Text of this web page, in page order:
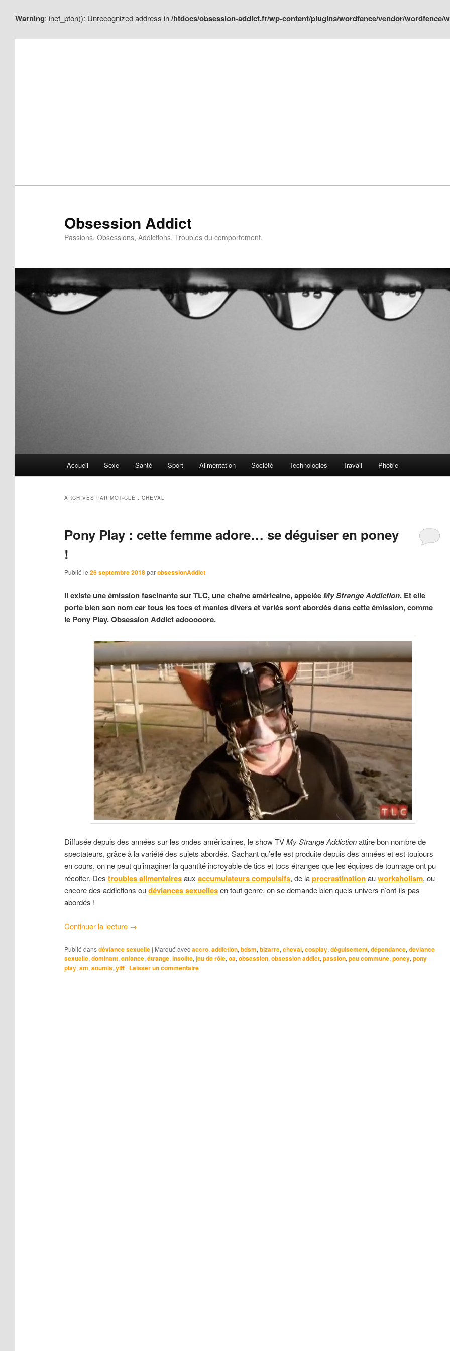
Warning: inet_pton(): Unrecognized address in/htdocs/obsession-addict.fr/wp-content/plugins/wordfence/vendor/wordfence/
au
au
Obsession Addict
Passions, Obsessions, Addictions, Troubles du comportement.
Accueil Sexe Santé Sport Alimentation Société Technologies Travail Phobie
ARCHIVES PAR MOT-CLÉ : CHEVAL
Pony Play : cette femme adore… se déguiser en poney
!
Publié le 26 septembre 2018 parobsessionAddict
Il existe une émission fascinante sur TLC, une chaîne américaine, appeléeMy Strange Addiction. Et elle
porte bien son nom car tous les tocs et manies divers et variés sont abordés dans cette émission, comme
le Pony Play. Obsession Addict adooooore.
Diffusée depuis des années sur les ondes américaines, le show TVMy Strange Addictionattire bon nombre de
spectateurs, grâce à la variété des sujets abordés. Sachant qu’elle est produite depuis des années et est toujours
en cours, on ne peut qu’imaginer la quantité incroyable de tics et tocs étranges que les équipes de tournage ont pu
récolter. Des troubles alimentairesaux accumulateurs compulsifs, de laprocrastinationauworkaholism, ou
encore des addictions oudéviances sexuellesen tout genre, on se demande bien quels univers n’ont-ils pas
abordés !
Continuer la lecture →
Publié dans déviance sexuelle | Marqué avec accro, addiction, bdsm, bizarre, cheval, cosplay, déguisement, dépendance, deviance
sexuelle, dominant, enfance, étrange, insolite, jeu de rôle, oa, obsession, obsession addict, passion, peu commune, poney, pony
play, sm, soumis, yiff | Laisser un commentaire